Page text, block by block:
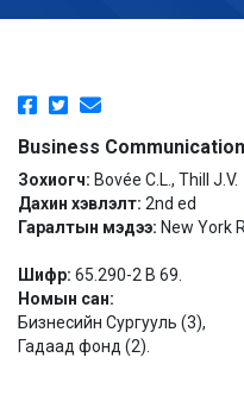
Business
Зохиогч: Bovée C.L., Thill J.V.
Дахин хэвлэлт: 2nd ed
Гаралтын мэдээ: New York
Шифр: 65.290-2 B 69.
Номын сан:
Бизнесийн Сургууль (3),
Гадаад фонд (2).